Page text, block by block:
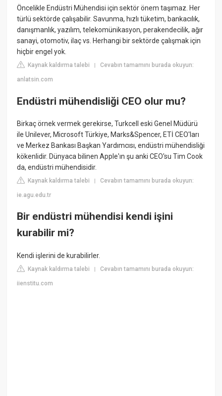
Öncelikle Endüstri Mühendisi için sektör önem taşımaz. Her
türlü sektörde çalışabilir. Savunma, hızlı tüketim, bankacılık,
danışmanlık, yazılım, telekomünikasyon, perakendecilik, ağır
sanayi, otomotiv, ilaç vs. Herhangi bir sektörde çalışmak için
hiçbir engel yok.
Kaynak kaldırma talebi |Cevabın tamamını burada okuyun:
anlatsin.com
Endüstri mühendisliği CEO olur mu?
Birkaç örnek vermek gerekirse, Turkcell eski Genel Müdürü
ile Unilever, Microsoft Türkiye, Marks&Spencer, ETİ CEO'ları
ve Merkez Bankası Başkan Yardımcısı, endüstri mühendisliği
kökenlidir. Dünyaca bilinen Apple'ın şu anki CEO'su Tim Cook
da, endüstri mühendisidir.
Kaynak kaldırma talebi |Cevabın tamamını burada okuyun:
ie.agu.edu.tr
Bir endüstri mühendisi kendi işini
kurabilir mi?
Kendi işlerini de kurabilirler.
Kaynak kaldırma talebi |Cevabın tamamını burada okuyun:
iienstitu.com